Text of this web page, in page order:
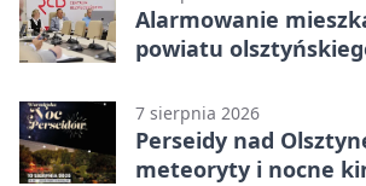
Alarmowanie
powiatu
7 sierpnia 2026
Perseidy nad
meteoryty i nocne